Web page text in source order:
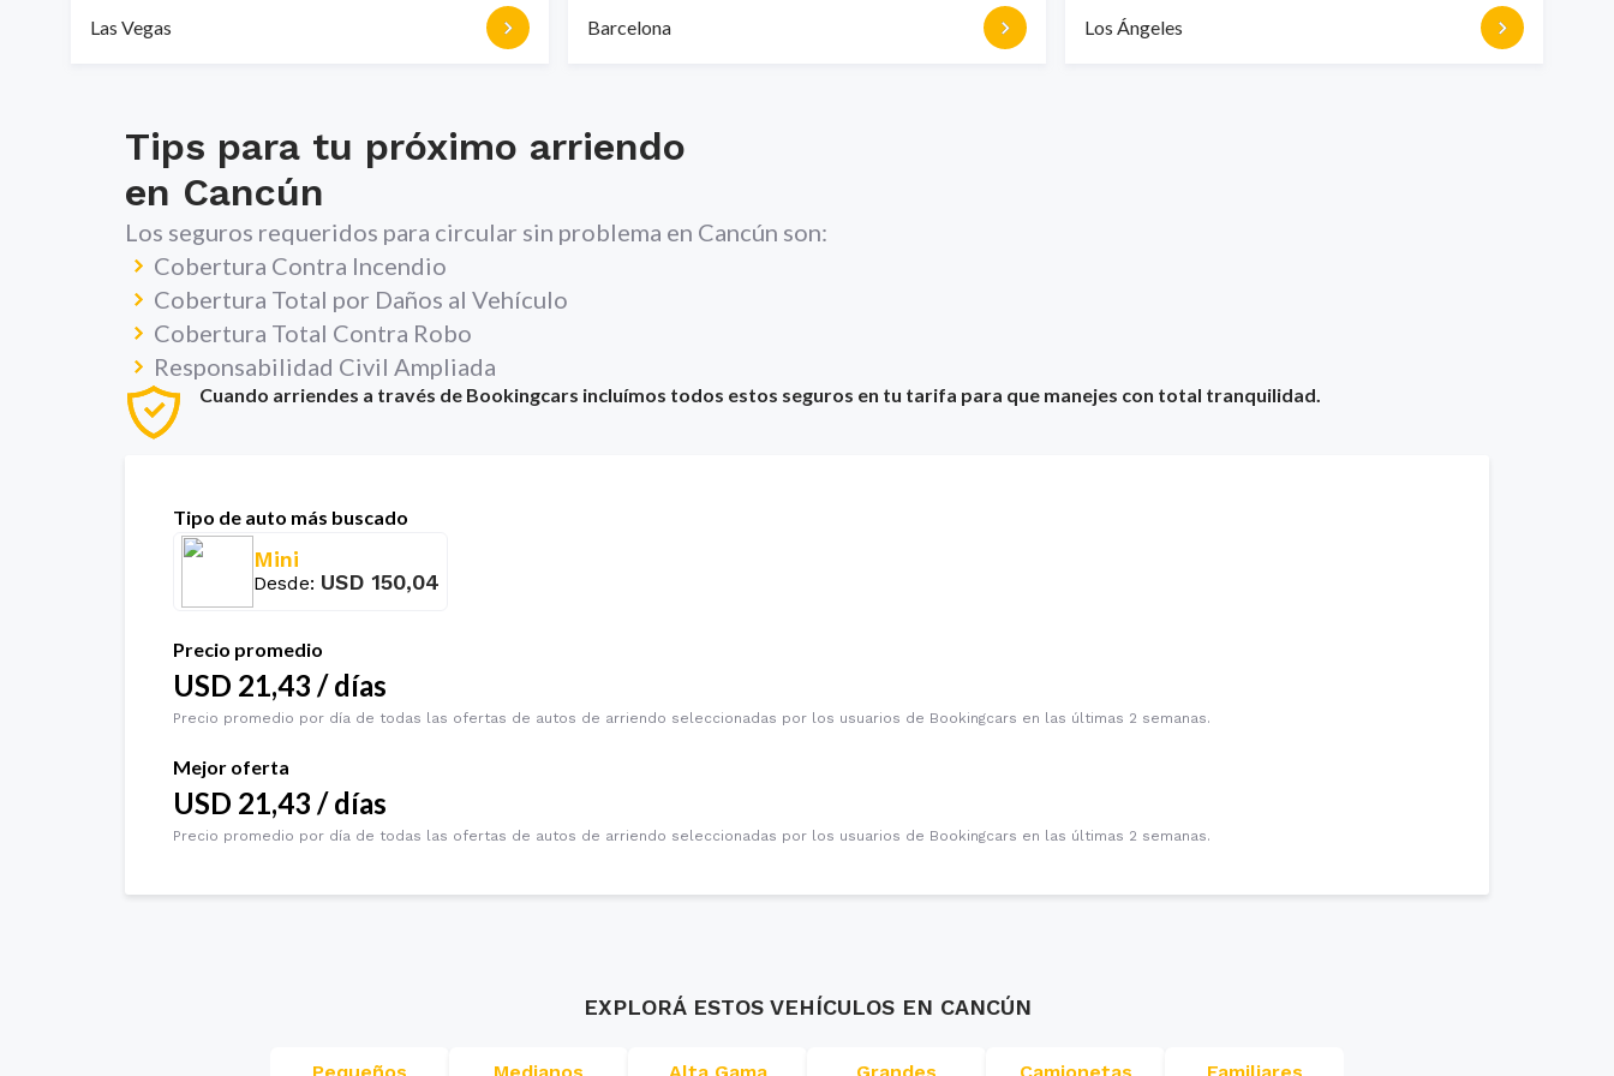
Las Vegas Barcelona Los Ángeles
Tips para tu próximo arriendo
en Cancún
Los seguros requeridos para circular sin problema en Cancún son:
Cobertura Contra Incendio
Cobertura Total por Daños al Vehículo
Cobertura Total Contra Robo
Responsabilidad Civil Ampliada
Cuando arriendes a través de Bookingcars incluímos todos estos seguros en tu tarifa para que manejes con total tranquilidad.
Tipo de auto más buscado
Mini
Desde: USD 150,04
Precio promedio
USD 21,43 /días
Precio promedio por día de todas las ofertas de autos de arriendo seleccionadas por los usuarios de Bookingcars en las últimas 2 semanas.
Mejor oferta
USD 21,43 /días
Precio promedio por día de todas las ofertas de autos de arriendo seleccionadas por los usuarios de Bookingcars en las últimas 2 semanas.
EXPLORÁ ESTOS VEHÍCULOS EN CANCÚN